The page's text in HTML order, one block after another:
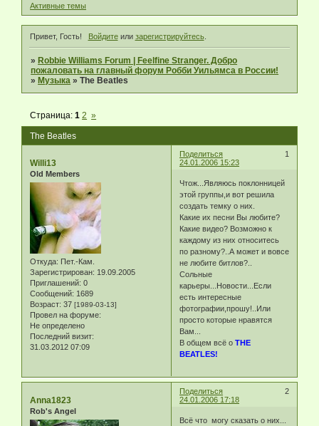
Активные темы
Привет, Гость! Войдитеили зарегистрируйтесь.
» Robbie Williams Forum | Feelfine Stranger. Добро
пожаловать на главный форум Робби Уильямса в России!
» Музыка »The Beatles
The Beatles
Страница:1 2 »
Поделиться
1
24.01.2006 15:23
Willi13
Old Members
Откуда: Пет.-Кам.
Зарегистрирован: 19.09.2005
Приглашений: 0
Сообщений: 1689
Возраст: 37 [1989-03-13]
Провел на форуме:
Не определено
Последний визит:
31.03.2012 07:09
Чтож...Являюсь поклонницей
этой группы,и вот решила
создать темку о них.
Какие их песни Вы любите?
Какие видео? Возможно к
каждому из них относитесь
по разному?..А может и вовсе
не любите битлов?..
Сольные
карьеры...Новости...Если
есть интересные
фотографии,прошу!..Или
просто которые нравятся
Вам...
В общем всё оTHE
BEATLES!
Поделиться
2
24.01.2006 17:18
Anna1823
Rob's Angel
Всё что могу сказать о них...